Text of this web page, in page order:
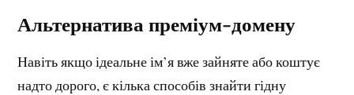
Альтернатива преміум-домену
Навіть якщо ідеальне ім’я вже зайняте або коштує
надто дорого, є кілька способів знайти гідну